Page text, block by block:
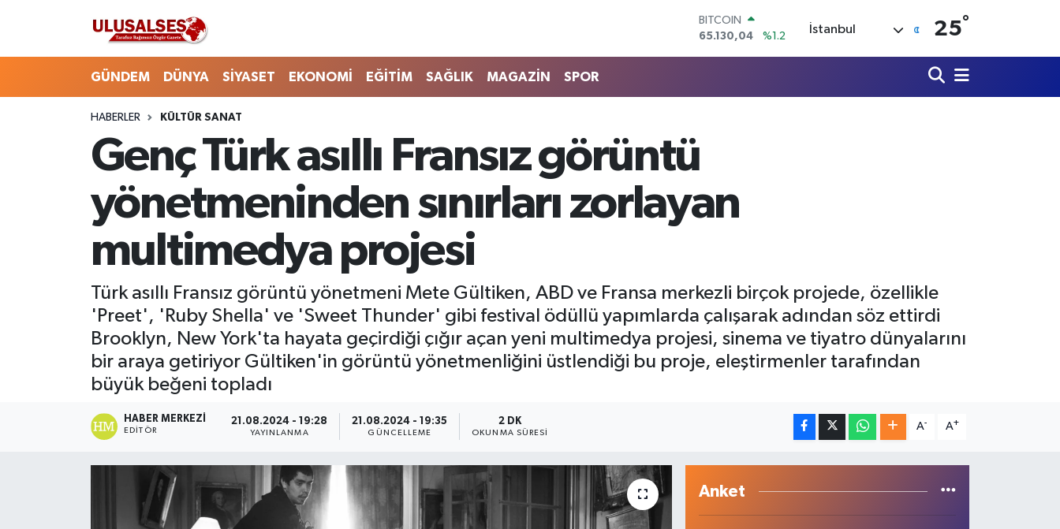
DOLAR
47,7436
%0.18
64,4811
%0.38
BİST100
65.130,04
İstanbul 25°
GÜNDEM DÜNYA SİYASET EKONOMİ EĞİTİM SAĞLIK MAGAZİN SPOR
HABERLER KÜLTÜR SANAT
Genç Türk asıllı Fransız görüntü
yönetmeninden sınırları zorlayan
multimedya projesi
Türk asıllı Fransız görüntü yönetmeni Mete Gültiken, ABD ve Fransa merkezli birçok projede, özellikle
'Preet', 'Ruby Shella' ve 'Sweet Thunder' gibi festival ödüllü yapımlarda çalışarak adından söz ettirdi
Brooklyn, New York'ta hayata geçirdiği çığır açan yeni multimedya projesi, sinema ve tiyatro dünyalarını
bir araya getiriyor Gültiken'in görüntü yönetmenliğini üstlendiği bu proje, eleştirmenler tarafından
büyük beğeni topladı
HABER MERKEZI
EDITÖR
21.08.2024 - 19:28
YAYINLANMA
21.08.2024 - 19:35
GÜNCELLEME
2 DK
OKUNMA SÜRESI
A- A+
Anket
GÜNDEM
DÜNYA
SİYASET
MAGAZİN
Hava Durumu
Trafik Durumu
Süper Lig Puan Durumu ve Fikstür
Son Dakika Haberleri